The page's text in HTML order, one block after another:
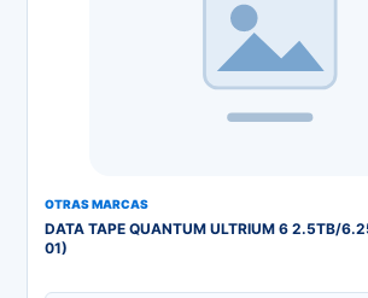
OTRAS MARCAS
DATA TAPE QUANTUM ULTRIUM 6 2.5TB/
01)